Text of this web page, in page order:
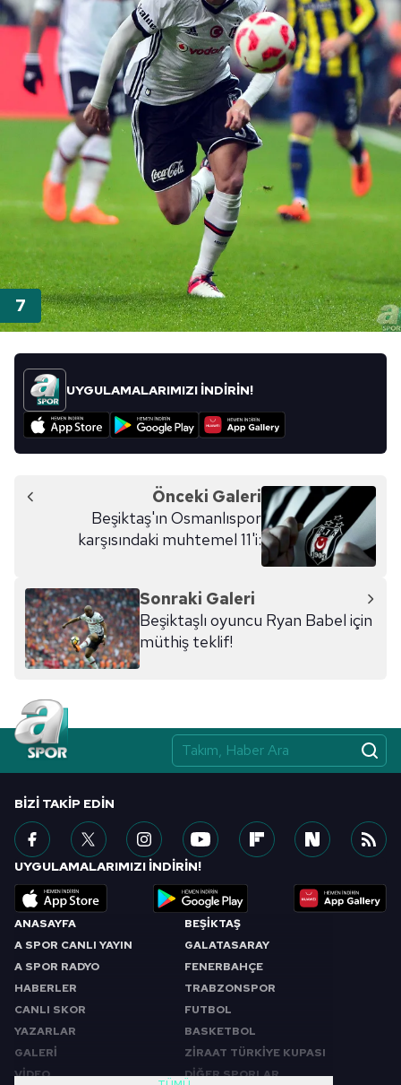
UYGULAMALARIMIZI İNDİRİN!
Önceki Galeri
Beşiktaş'ın Osmanlıspor
karşısındaki muhtemel 11'i:
Sonraki Galeri
Beşiktaşlı oyuncu Ryan Babel için
müthiş teklif!
ANASAYFA
A SPOR CANLI YAYIN
A SPOR RADYO
HABERLER
CANLI SKOR
YAZARLAR
GALERİ
VİDEO
BEŞİKTAŞ
GALATASARAY
FENERBAHÇE
TRABZONSPOR
FUTBOL
BASKETBOL
ZİRAAT TÜRKİYE KUPASI
DİĞER SPORLAR
BIZI TAKIP EDIN
UYGULAMALARIMIZI İNDİRİN!